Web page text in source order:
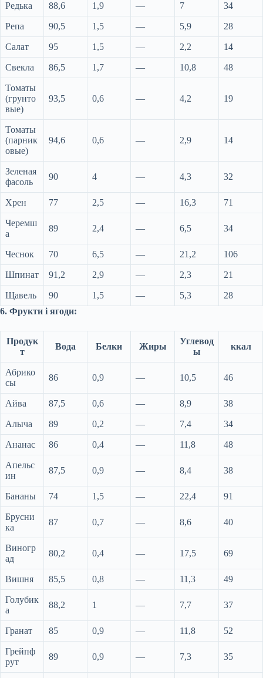
Редька 88,6 1,9 — 7 34
Репа 90,5 1,5 — 5,9 28
Салат 95 1,5 — 2,2 14
Свекла 86,5 1,7 — 10,8 48
Томаты
(грунто
вые)
93,5 0,6 — 4,2 19
Томаты
(парник
овые)
94,6 0,6 — 2,9 14
Зеленая
фасоль
90 4 — 4,3 32
Хрен 77 2,5 — 16,3 71
Черемш
а
89 2,4 — 6,5 34
Чеснок 70 6,5 — 21,2 106
Шпинат 91,2 2,9 — 2,3 21
Щавель 90 1,5 — 5,3
28
6. Фрукти і ягоди:
Продук
т
Вода Белки Жиры
Углевод
ы
ккал
Абрико
сы
86 0,9 — 10,5 46
Айва 87,5 0,6 — 8,9 38
Алыча 89 0,2 — 7,4 34
Ананас 86 0,4 — 11,8 48
Апельс
ин
87,5 0,9 — 8,4 38
Бананы 74 1,5 — 22,4 91
Брусни
ка
87 0,7 — 8,6 40
Виногр
ад
80,2 0,4 — 17,5 69
Вишня 85,5 0,8 — 11,3 49
Голубик
а
88,2 1 — 7,7 37
Гранат 85 0,9 — 11,8 52
Грейпф
рут
89 0,9 — 7,3 35